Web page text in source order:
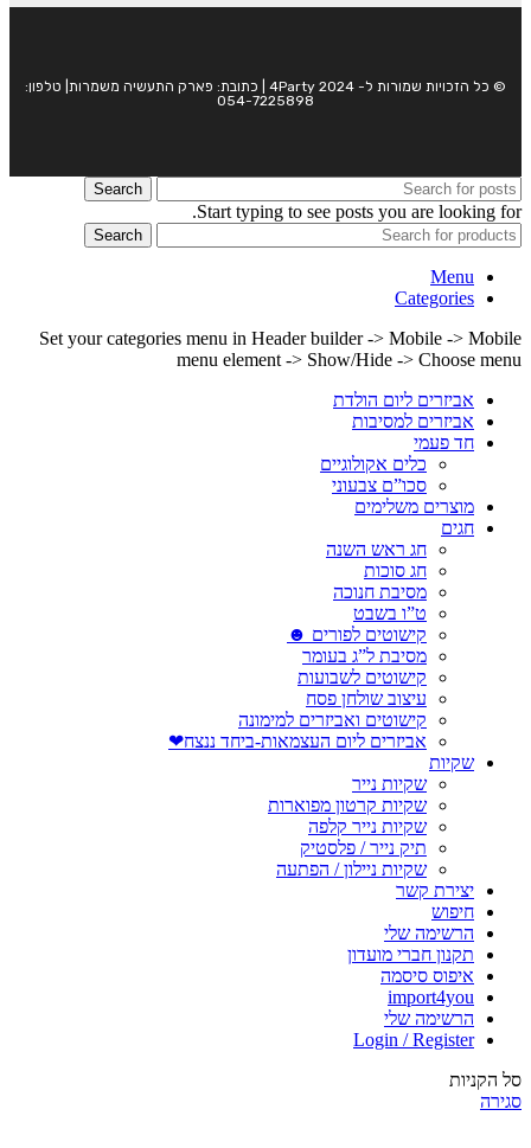
© כל הזכויות שמורות ל- 4Party 2024 | כתובת: פארק התעשיה משמרות| טלפון:
054-7225898
Search
Start typing to see posts you are looking for.
Search
Menu
Categories
Set your categories menu in Header builder -> Mobile -> Mobile
menu element -> Show/Hide -> Choose menu
אביזרים ליום הולדת
אביזרים למסיבות
חד פעמי
כלים אקולוגיים
סכו”ם צבעוני
מוצרים משלימים
חגים
חג ראש השנה
חג סוכות
מסיבת חנוכה
ט”ו בשבט
קישוטים לפורים ☻
מסיבת ל”ג בעומר
קישוטים לשבועות
עיצוב שולחן פסח
קישוטים ואביזרים למימונה
אביזרים ליום העצמאות-ביחד ננצח❤
שקיות
שקיות נייר
שקיות קרטון מפוארות
שקיות נייר קלפה
תיק נייר / פלסטיק
שקיות ניילון / הפתעה
יצירת קשר
חיפוש
הרשימה שלי
תקנון חברי מועדון
איפוס סיסמה
import4you
הרשימה שלי
Login / Register
סל הקניות
סגירה